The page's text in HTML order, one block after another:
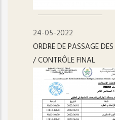
24-05-2022
ORDRE DE PASSAGE
/ CONTRÔLE FINAL